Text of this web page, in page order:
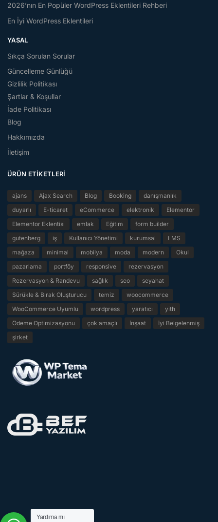
2026’nın En Popüler WordPress Eklentileri Rehberi
En İyi WordPress Eklentileri
YASAL
Sıkça Sorulan Sorular
Güncelleme Günlüğü
Gizlilik Politikası
Şartlar & Koşullar
İade Politikası
Blog
Hakkımızda
İletişim
ÜRÜN ETIKETLERI
ajans Ajax Search Blog Booking
danışmanlık
duyarlı
E-ticaret eCommerce elektronik
Elementor
Elementor Eklentisi
emlak Eğitim
form builder
gutenberg
iş Kullanıcı Yönetimi kurumsal
LMS
mağaza
minimal mobilya moda modern
Okul
pazarlama
portföy responsive
rezervasyon
Rezervasyon & Randevu
sağlık seo
seyahat
Sürükle & Bırak Oluşturucu
temiz
woocommerce
WooCommerce Uyumlu
wordpress yaratıcı
yith
Ödeme Optimizasyonu
çok amaçlı İnşaat
İyi Belgelenmiş
şirket
Yardıma mı